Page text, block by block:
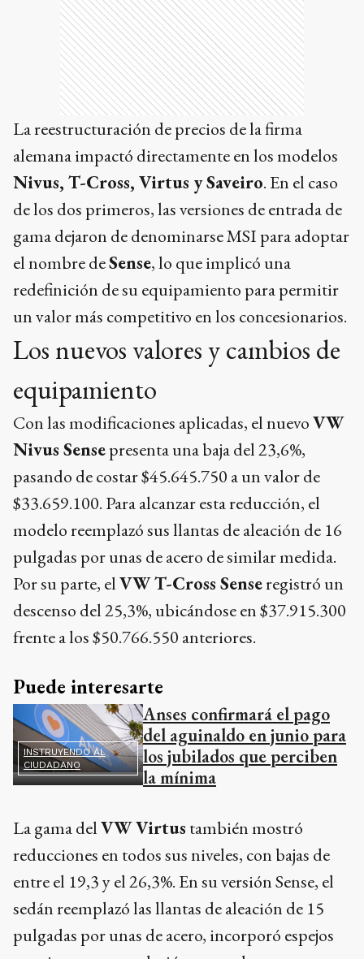
La reestructuración de precios de la firma
alemana impactó directamente en los modelos
Nivus, T-Cross, Virtus y Saveiro. En el caso
de los dos primeros, las versiones de entrada de
gama dejaron de denominarse MSI para adoptar
el nombre deSense, lo que implicó una
redefinición de su equipamiento para permitir
un valor más competitivo en los concesionarios.
Los nuevos valores y cambios de
equipamiento
Con las modificaciones aplicadas, el nuevoVW
Nivus Sensepresenta una baja del 23,6%,
pasando de costar $45.645.750 a un valor de
$33.659.100. Para alcanzar esta reducción, el
modelo reemplazó sus llantas de aleación de 16
pulgadas por unas de acero de similar medida.
Por su parte, elVW T-Cross Senseregistró un
descenso del 25,3%, ubicándose en $37.915.300
frente a los $50.766.550 anteriores.
Puede interesarte
INSTRUYENDO AL
CIUDADANO
Anses confirmará el pago
del aguinaldo en junio para
los jubilados que perciben
la mínima
La gama delVW Virtus también mostró
reducciones en todos sus niveles, con bajas de
entre el 19,3 y el 26,3%. En su versión Sense, el
sedán reemplazó las llantas de aleación de 15
pulgadas por unas de acero, incorporó espejos